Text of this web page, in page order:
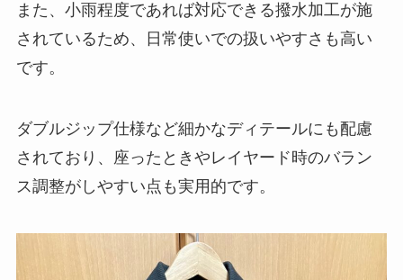
また、小雨程度であれば対応できる撥水加工が施
されているため、日常使いでの扱いやすさも高い
です。
ダブルジップ仕様など細かなディテールにも配慮
されており、座ったときやレイヤード時のバラン
ス調整がしやすい点も実用的です。